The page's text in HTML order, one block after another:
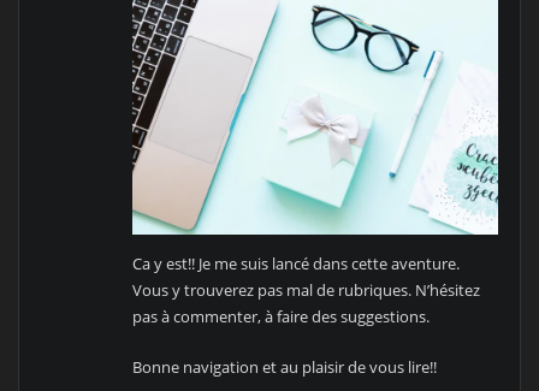
Ca y est!! Je me suis lancé dans cette aventure.
Vous y trouverez pas mal de rubriques. N’hésitez
pas à commenter, à faire des suggestions.
Bonne navigation et au plaisir de vous lire!!